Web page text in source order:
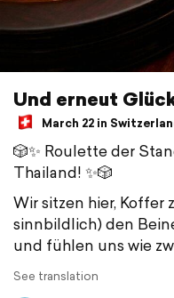
Und erneut
March 22 in
🎲✨ Roulette der
Thailand! ✨🎲
Wir sitzen hier, Koffer
sinnbildlich) den
und fühlen uns wie
See translation